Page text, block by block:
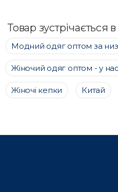
Товар зустрічається
Модний одяг оптом за
Жіночий одяг оптом - у
Жіночі кепки Китай